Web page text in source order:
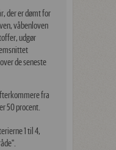
der er dømt for
våbenloven
udgør
de seneste
fra
50 procent.
1 til 4,